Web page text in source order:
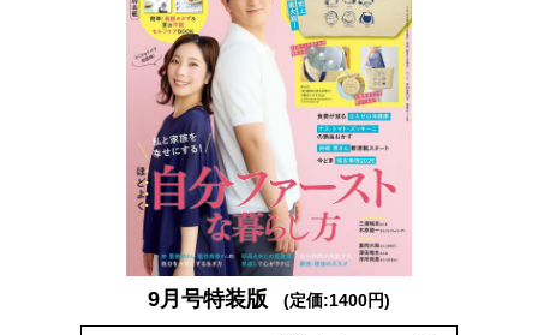
9月号特装版 (定価:1400円)